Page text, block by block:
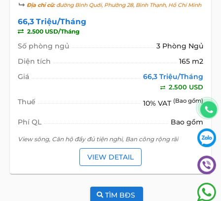
Địa chỉ cũ:đường Bình Quới, Phường 28, Bình Thạnh, Hồ Chí Minh
66,3 Triệu/Tháng
2.500 USD/Tháng
Số phòng ngủ
3 Phòng Ngủ
Diện tích
165 m2
Giá
66,3 Triệu/Tháng
2.500 USD
Thuế 10% VAT (Bao gồm)
Phí QL Bao gồm
View sông, Căn hộ đầy đủ tiện nghi, Ban công rộng rãi
VIEW DETAIL
TÌM BĐS